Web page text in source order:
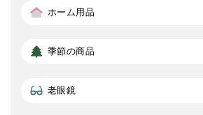
ホーム用品
季節の商品
老眼鏡